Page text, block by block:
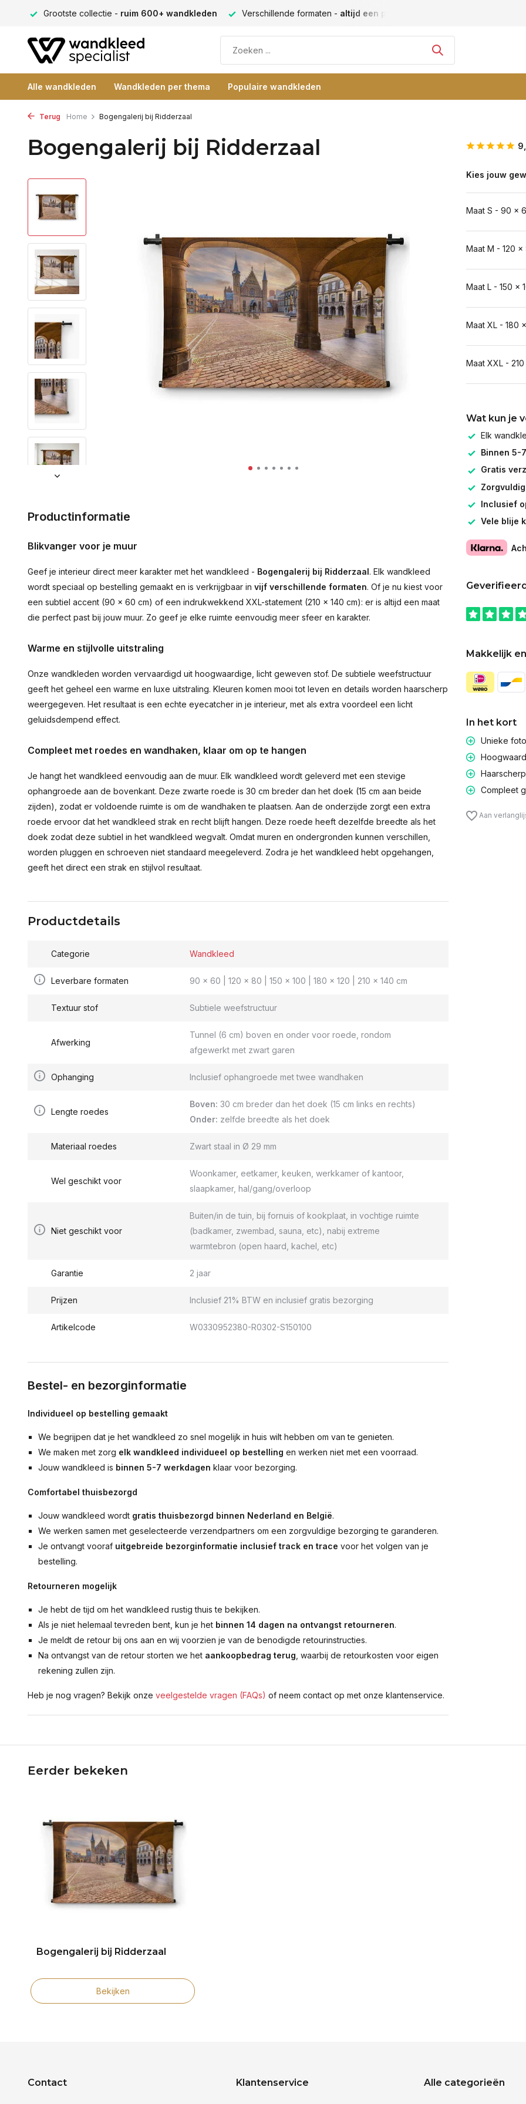
Grootste collectie - ruim 600+ wandkleden Verschillende formaten - altijd een passende maat
Alle wandkleden Wandkleden per thema Populaire wandkleden
Terug Home Bogengalerij bij Ridderzaal
Bogengalerij bij Ridderzaal
Productinformatie
Blikvanger voor je muur
Geef je interieur direct meer karakter met het wandkleed - Bogengalerij bij Ridderzaal. Elk wandkleed
wordt speciaal op bestelling gemaakt en is verkrijgbaar in vijf verschillende formaten. Of je nu kiest voor
een subtiel accent (90 × 60 cm) of een indrukwekkend XXL-statement (210 × 140 cm): er is altijd een maat
die perfect past bij jouw muur. Zo geef je elke ruimte eenvoudig meer sfeer en karakter.
Warme en stijlvolle uitstraling
Onze wandkleden worden vervaardigd uit hoogwaardige, licht geweven stof. De subtiele weefstructuur
geeft het geheel een warme en luxe uitstraling. Kleuren komen mooi tot leven en details worden haarscherp
weergegeven. Het resultaat is een echte eyecatcher in je interieur, met als extra voordeel een licht
geluidsdempend effect.
Compleet met roedes en wandhaken, klaar om op te hangen
Je hangt het wandkleed eenvoudig aan de muur. Elk wandkleed wordt geleverd met een stevige
ophangroede aan de bovenkant. Deze zwarte roede is 30 cm breder dan het doek (15 cm aan beide
zijden), zodat er voldoende ruimte is om de wandhaken te plaatsen. Aan de onderzijde zorgt een extra
roede ervoor dat het wandkleed strak en recht blijft hangen. Deze roede heeft dezelfde breedte als het
doek zodat deze subtiel in het wandkleed wegvalt. Omdat muren en ondergronden kunnen verschillen,
worden pluggen en schroeven niet standaard meegeleverd. Zodra je het wandkleed hebt opgehangen,
geeft het direct een strak en stijlvol resultaat.
Productdetails
Categorie Wandkleed
Leverbare formaten 90 x 60 | 120 x 80 | 150 x 100 | 180 x 120 | 210 x 140 cm
Textuur stof Subtiele weefstructuur
Afwerking
Tunnel (6 cm) boven en onder voor roede, rondom
afgewerkt met zwart garen
Ophanging Inclusief ophangroede met twee wandhaken
Lengte roedes
Boven: 30 cm breder dan het doek (15 cm links en rechts)
Onder: zelfde breedte als het doek
Materiaal roedes Zwart staal in Ø 29 mm
Wel geschikt voor
Woonkamer, eetkamer, keuken, werkkamer of kantoor,
slaapkamer, hal/gang/overloop
Niet geschikt voor
Buiten/in de tuin, bij fornuis of kookplaat, in vochtige ruimte
(badkamer, zwembad, sauna, etc), nabij extreme
warmtebron (open haard, kachel, etc)
Garantie 2 jaar
Prijzen Inclusief 21% BTW en inclusief gratis bezorging
Artikelcode W0330952380-R0302-S150100
Bestel- en bezorginformatie
Individueel op bestelling gemaakt
We begrijpen dat je het wandkleed zo snel mogelijk in huis wilt hebben om van te genieten.
We maken met zorg elk wandkleed individueel op bestelling en werken niet met een voorraad.
Jouw wandkleed is binnen 5-7 werkdagen klaar voor bezorging.
Comfortabel thuisbezorgd
Jouw wandkleed wordt gratis thuisbezorgd binnen Nederland en België.
We werken samen met geselecteerde verzendpartners om een zorgvuldige bezorging te garanderen.
Je ontvangt vooraf uitgebreide bezorginformatie inclusief track en trace voor het volgen van je
bestelling.
Retourneren mogelijk
Je hebt de tijd om het wandkleed rustig thuis te bekijken.
Als je niet helemaal tevreden bent, kun je het binnen 14 dagen na ontvangst retourneren.
Je meldt de retour bij ons aan en wij voorzien je van de benodigde retourinstructies.
Na ontvangst van de retour storten we het aankoopbedrag terug , waarbij de retourkosten voor eigen
rekening zullen zijn.
Heb je nog vragen? Bekijk onze veelgestelde vragen (FAQs) of neem contact op met onze klantenservice.
Kies jouw
Maat S - 90 x
Maat M - 120 x
Maat L - 150 x
Maat XL - 180
Maat XXL -
Wat kun je
Elk
Binnen 5-
Gratis
Inclusief
Vele blije
Makkelijk
In het kort
Unieke
Compleet
Aan
Eerder bekeken
Bogengalerij bij Ridderzaal
Bekijken
Contact Klantenservice Alle categorieën